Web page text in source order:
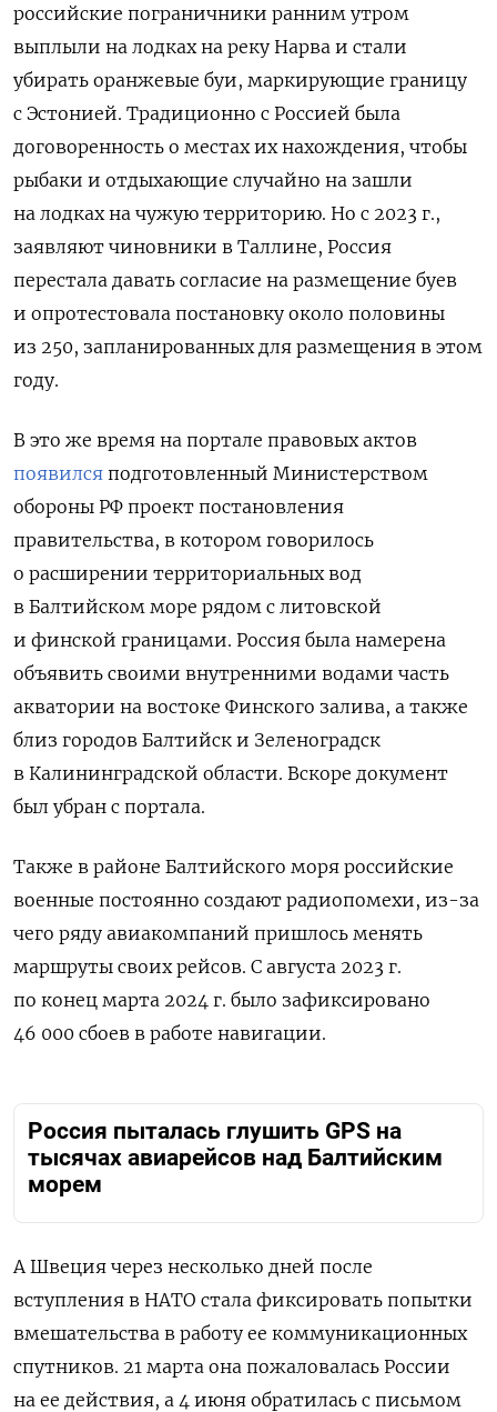
российские пограничники ранним утром
выплыли на лодках на реку Нарва и стали
убирать оранжевые буи, маркирующие границу
с Эстонией. Традиционно с Россией была
договоренность о местах их нахождения, чтобы
рыбаки и отдыхающие случайно на зашли
на лодках на чужую территорию. Но с 2023 г.,
заявляют чиновники в Таллине, Россия
перестала давать согласие на размещение буев
и опротестовала постановку около половины
из 250, запланированных для размещения в этом
году.
В это же время на портале правовых актов
появился подготовленный Министерством
обороны РФ проект постановления
правительства, в котором говорилось
о расширении территориальных вод
в Балтийском море рядом с литовской
и финской границами. Россия была намерена
объявить своими внутренними водами часть
акватории на востоке Финского залива, а также
близ городов Балтийск и Зеленоградск
в Калининградской области. Вскоре документ
был убран с портала.
Также в районе Балтийского моря российские
военные постоянно создают радиопомехи, из-за
чего ряду авиакомпаний пришлось менять
маршруты своих рейсов. С августа 2023 г.
по конец марта 2024 г. было зафиксировано
46 000 сбоев в работе навигации.
Россия пыталась глушить GPS на
тысячах авиарейсов над Балтийским
морем
А Швеция через несколько дней после
вступления в НАТО стала фиксировать попытки
вмешательства в работу ее коммуникационных
спутников. 21 марта она пожаловалась России
на ее действия, а 4 июня обратилась с письмом